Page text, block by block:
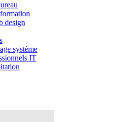
design
système
IT